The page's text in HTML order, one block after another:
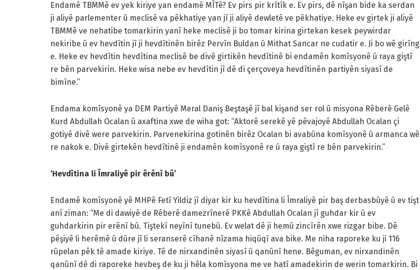
Endamê TBMMê ev yek kiriye yan endamê MÎTê? Ev pirs pir krîtîk e. Ev pirs, dê nîşan bide ka serdan
ji aliyê parlementer û meclisê va pêkhatiye yan jî ji aliyê dewletê ve pêkhatiye. Heke ev girtek ji aliyê
TBMMê ve nehatibe tomarkirin yanî heke meclisê ji bo tomar kirina girtekan kesek peywirdar
nekiribe û ev hevdîtin jî ji hevdîtinên birêz Pervîn Buldan û Mithat Sancar ne cudatir e. Ji bo wê girîng
e. Heke ev hevdîtin hevdîtina meclisê be divê girtikên hevdîtinê bi endamên komîsyonê û raya giştî
re bên parvekirin. Heke wisa nebe ev hevdîtin jî dê di çerçoveya hevdîtinên partiyên siyasî de
bimîne.”
Endama komîsyonê ya DEM Partiyê Meral Daniş Beştaşê jî bal kişand ser rol û misyona Rêberê Gelê
Kurd Abdullah Ocalan û axaftina xwe de wiha got: “Aktorê serekê yê pêvajoyê Abdullah Ocalan çi
gotiyê divê were parvekirin. Parvenekirina gotinên birêz Ocalan bi avabûna komîsyonê û armanca wê
re nakok e. Divê girtekên hevdîtinê ji endamên komîsyonê re û raya giştî re bên parvekirin.”
‘Hevdîtina li Îmraliyê pir êrênî bû’
Endamê komîsyonê yê MHPê Fetî Yildiz jî diyar kir ku hevdîtina li Îmraliyê pir baş derbasbûyê û ev tişt
anî ziman: “Me di dawiyê de Rêberê damezrînerê PKKê Abdullah Ocalan jî guhdar kir û ev
guhdarkirin pir erênî bû. Tiştekî neyînî tunebû. Ev welat dê ji hemû zincîrên xwe rizgar bibe. Dê
pêşiyê li herêmê û dûre jî li seranserê cîhanê nîzama hiqûqî ava bike. Me niha raporeke ku ji 116
rûpelan pêk tê amade kiriye. Tê de nirxandinên siyasî û qanûnî hene. Bêguman, ev nirxandinên
qanûnî dê di raporeke hevbeş de ku ji hêla komîsyona me ve hatî amadekirin de werin tomarkirin. Bi